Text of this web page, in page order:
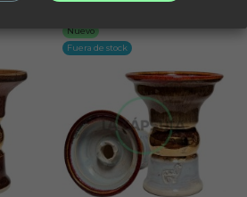
Nuevo
Fuera de stock